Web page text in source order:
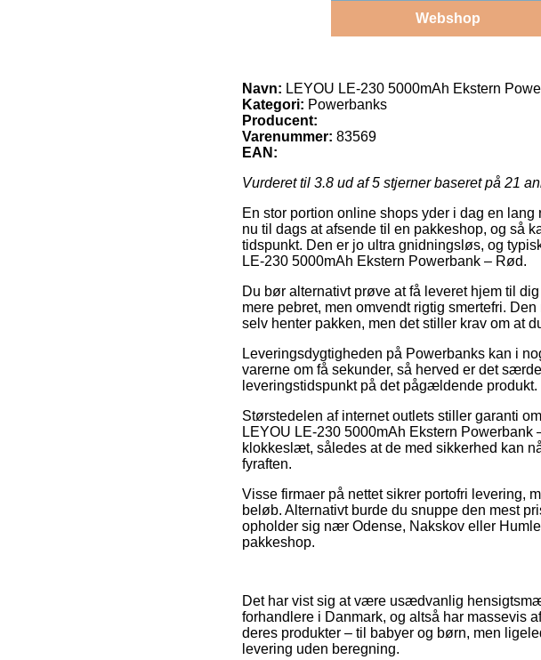
Webshop
Navn: LEYOU LE-230 5000mAh Ekstern
Kategori: Powerbanks
Producent:
Varenummer: 83569
EAN:
Vurderet til 3.8 ud af 5 stjerner baseret på 21
En stor portion online shops yder i dag en
nu til dags at afsende til en pakkeshop, og så
tidspunkt. Den er jo ultra gnidningsløs, og
LE-230 5000mAh Ekstern Powerbank – Rød.
Du bør alternativt prøve at få leveret hjem til
mere pebret, men omvendt rigtig smertefri.
selv henter pakken, men det stiller krav om at
Leveringsdygtigheden på Powerbanks kan i
varerne om få sekunder, så herved er det
leveringstidspunkt på det pågældende produkt.
Størstedelen af internet outlets stiller garanti
LEYOU LE-230 5000mAh Ekstern
klokkeslæt, således at de med sikkerhed kan
fyraften.
Visse firmaer på nettet sikrer portofri levering,
beløb. Alternativt burde du snuppe den mest
opholder sig nær Odense, Nakskov eller
pakkeshop.
Det har vist sig at være usædvanlig
forhandlere i Danmark, og altså har massevis
deres produkter – til babyer og børn, men
levering uden beregning.